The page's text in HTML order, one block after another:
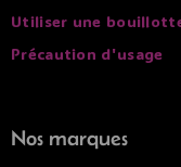
Utiliser une
Précaution d'usage
Nos marques